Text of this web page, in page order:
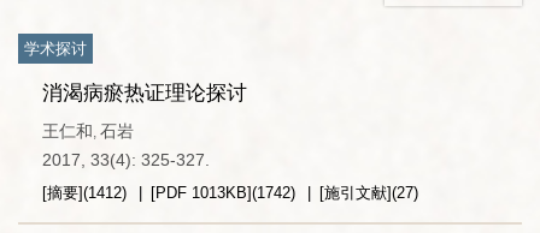
学术探讨
消渴病瘀热证理论探讨
王仁和, 石岩
2017, 33(4): 325-327.
[摘要](1412) [PDF 1013KB](1742) [施引文献](27)